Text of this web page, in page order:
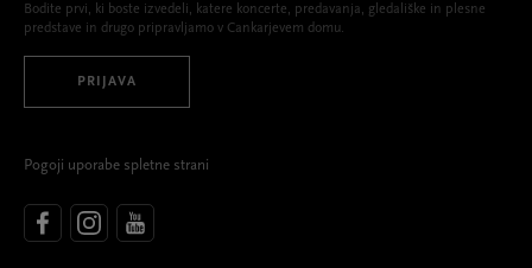
Bodite prvi, ki boste izvedeli, katere koncerte, predavanja, gledališke in plesne
predstave in drugo pripravljamo v Cankarjevem domu.
PRIJAVA
Pogoji uporabe spletne strani